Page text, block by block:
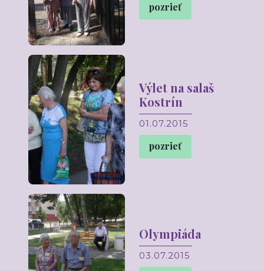
pozrieť
Výlet na salaš
Kostrín
01.07.2015
pozrieť
Olympiáda
03.07.2015